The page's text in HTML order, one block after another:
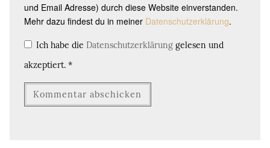
und Email Adresse) durch diese Website einverstanden.
Mehr dazu findest du in meiner Datenschutzerklärung.
Ich habe die Datenschutzerklärung gelesen und
akzeptiert. *